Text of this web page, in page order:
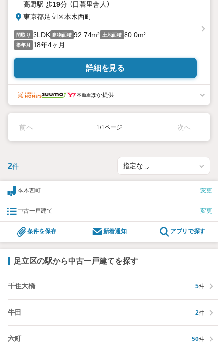
高野駅 歩19分 （日暮里舎人）
東京都足立区本木西町
間取り 3LDK 建物面積 92.74m² 土地面積 80.0m²
築年月 18年4ヶ月
詳細を見る
ほか提供
前へ 1/1ページ 次へ
2件
本木西町 変更
中古一戸建て 変更
条件を保存 新着通知 アプリで探す
足立区の駅から中古一戸建てを探す
千住大橋 5件
牛田 2件
六町 50件